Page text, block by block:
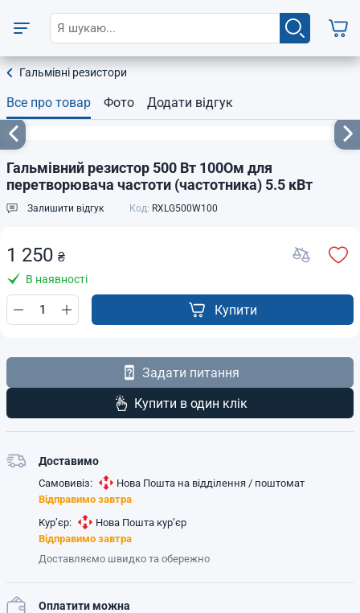
Гальмівні резистори
Все про товар Фото Додати відгук
Гальмівний резистор 500 Вт 100Ом для
перетворювача частоти (частотника) 5.5 кВт
Залишити відгук Код: RXLG500W100
1 250 ₴
В наявності
Купити
Задати питання
Купити в один клік
Доставимо
Самовивіз:
Нова Пошта на відділення / поштомат
Відправимо завтра
Кур’єр:
Нова Пошта кур’єр
Відправимо завтра
Доставляємо швидко та обережно
Оплатити можна